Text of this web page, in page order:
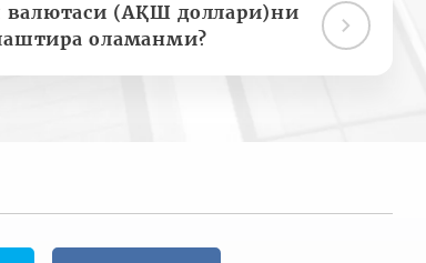
валютаси (АҚШ доллари)ни
оламанми?